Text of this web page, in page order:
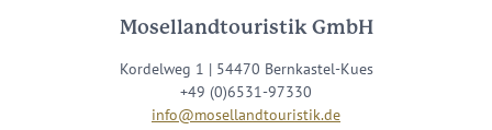
Mosellandtouristik GmbH
Kordelweg 1 | 54470 Bernkastel-Kues
+49 (0)6531-97330
info@mosellandtouristik.de